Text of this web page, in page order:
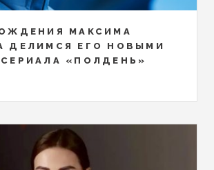
МАКСИМА
ДЕЛИМСЯ ЕГО НОВЫМИ
«ПОЛДЕНЬ»